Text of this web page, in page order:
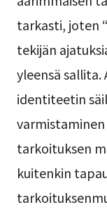
tarkasti, joten
tekijän
yleensä sallita.
identiteetin
tarkoituksen
kuitenkin